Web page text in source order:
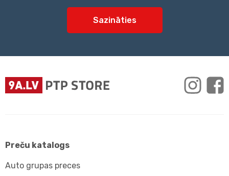
Sazināties
Preču katalogs
Auto grupas preces